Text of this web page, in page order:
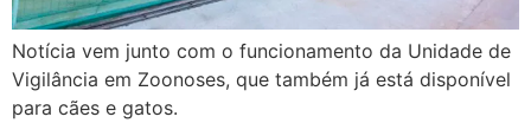
Notícia vem junto com o funcionamento da Unidade de
Vigilância em Zoonoses, que também já está disponível
para cães e gatos.